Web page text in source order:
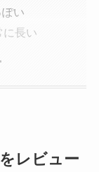
い
に長い
レビュー